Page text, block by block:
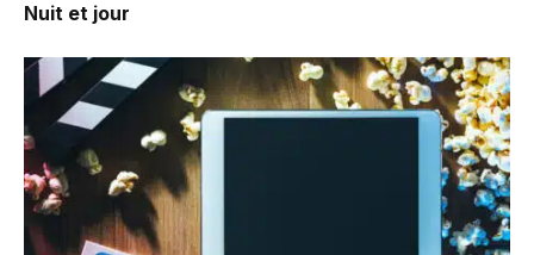
Nuit et jour